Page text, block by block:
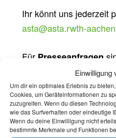
Einwilligung
Um dir ein optimales Erlebnis zu
Cookies, um Geräteinformationen zu
zuzugreifen. Wenn du diesen
wie das Surfverhalten oder eindeutige
Wenn du deine Einwilligung nicht
bestimmte Merkmale und Funktionen
Ihr könnt uns jederzeit
asta@asta.rwth-
Für Presseanfragen
sowie das Referat für
und politische Bildung
Ansprechpartner.
eine Mail an
Für telefonische